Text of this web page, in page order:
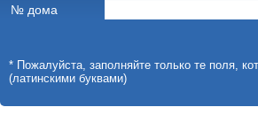
№ дома
* Пожалуйста, заполняйте только те поля,
(латинскими буквами)